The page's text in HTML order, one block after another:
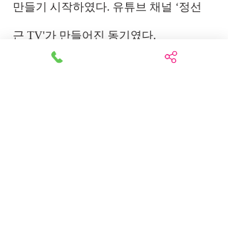
만들기 시작하였다. 유튜브 채널 ‘정선
근 TV'가 만들어진 동기였다.